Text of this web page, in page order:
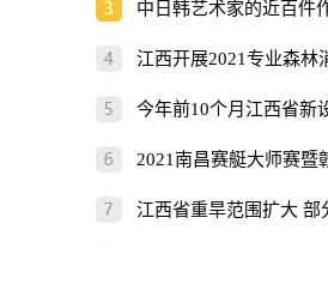
江西省重旱范围扩大 部